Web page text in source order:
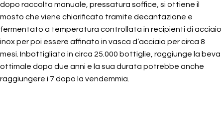
dopo raccolta manuale, pressatura soffice, si ottiene il
mosto che viene chiarificato tramite decantazione e
fermentato a temperatura controllata in recipienti di acciaio
inox per poi essere affinato in vasca d’acciaio per circa 8
mesi. Inbottigliato in circa 25.000 bottiglie, raggiunge la beva
ottimale dopo due anni e la sua durata potrebbe anche
raggiungere i 7 dopo la vendemmia.